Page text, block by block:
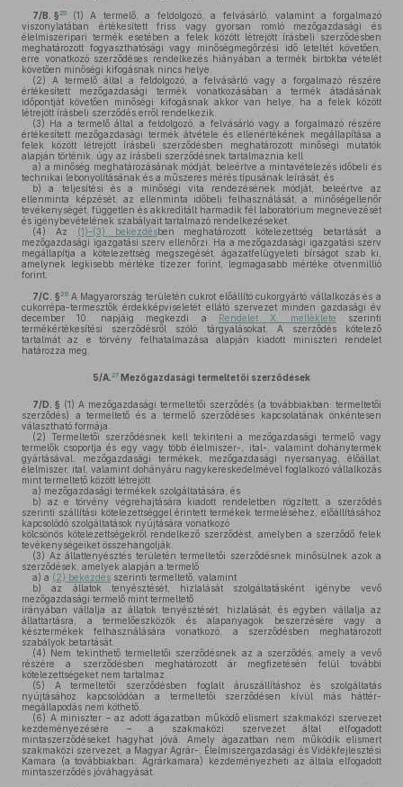
7/B. §25 (1) A termelő, a feldolgozó, a felvásárló, valamint a forgalmazó
viszonylatában értékesített friss vagy gyorsan romló mezőgazdasági és
élelmiszeripari termék esetében a felek között létrejött írásbeli szerződésben
meghatározott fogyaszthatósági vagy minőségmegőrzési idő leteltét követően,
erre vonatkozó szerződéses rendelkezés hiányában a termék birtokba vételét
követően minőségi kifogásnak nincs helye.
(2) A termelő által a feldolgozó, a felvásárló vagy a forgalmazó részére
értékesített mezőgazdasági termék vonatkozásában a termék átadásának
időpontját követően minőségi kifogásnak akkor van helye, ha a felek között
létrejött írásbeli szerződés erről rendelkezik.
(3) Ha a termelő által a feldolgozó, a felvásárló vagy a forgalmazó részére
értékesített mezőgazdasági termék átvétele és ellenértékének megállapítása a
felek között létrejött írásbeli szerződésben meghatározott minőségi mutatók
alapján történik, úgy az írásbeli szerződésnek tartalmaznia kell
a) a minőség meghatározásának módját, beleértve a mintavételezés időbeli és
technikai lebonyolításának és a műszeres mérés típusának leírását, és
b) a teljesítési és a minőségi vita rendezésének módját, beleértve az
ellenminta képzését, az ellenminta időbeli felhasználását, a minőségellenőr
tevékenységét, független és akkreditált harmadik fél laboratórium megnevezését
és igénybevételének szabályait tartalmazó rendelkezéseket.
(4) Az (1)–(3) bekezdésben meghatározott kötelezettség betartását a
mezőgazdasági igazgatási szerv ellenőrzi. Ha a mezőgazdasági igazgatási szerv
megállapítja a kötelezettség megszegését, ágazatfelügyeleti bírságot szab ki,
amelynek legkisebb mértéke tízezer forint, legmagasabb mértéke ötvenmillió
forint.
7/C. §26 A Magyarország területén cukrot előállító cukorgyártó vállalkozás és a
cukorrépa-termesztők érdekképviseletét ellátó szervezet minden gazdasági év
december 10. napjáig megkezdi a
Rendelet X. melléklete szerinti
termékértékesítési szerződésről szóló tárgyalásokat. A szerződés kötelező
tartalmát az e törvény felhatalmazása alapján kiadott miniszteri rendelet
határozza meg.
5/A. 27 Mezőgazdasági termeltetői szerződések
7/D. § (1) A mezőgazdasági termeltetői szerződés (a továbbiakban: termeltetői
szerződés) a termeltető és a termelő szerződéses kapcsolatának önkéntesen
választható formája.
(2) Termeltetői szerződésnek kell tekinteni a mezőgazdasági termelő vagy
termelők csoportja és egy vagy több élelmiszer-, ital-, valamint dohánytermék
gyártásával, mezőgazdasági termékek, mezőgazdasági nyersanyag, élőállat,
élelmiszer, ital, valamint dohányáru nagykereskedelmével foglalkozó vállalkozás
mint termeltető között létrejött
a) mezőgazdasági termékek szolgáltatására, és
b) az e törvény végrehajtására kiadott rendeletben rögzített, a szerződés
szerinti szállítási kötelezettséggel érintett termékek termeléséhez, előállításához
kapcsolódó szolgáltatások nyújtására vonatkozó
kölcsönös kötelezettségekről rendelkező szerződést, amelyben a szerződő felek
tevékenységeiket összehangolják.
(3) Az állattenyésztés területén termeltetői szerződésnek minősülnek azok a
szerződések, amelyek alapján a termelő
a) a (2) bekezdés szerinti termeltető, valamint
b) az állatok tenyésztését, hizlalását szolgáltatásként igénybe vevő
mezőgazdasági termelő mint termeltető
irányában vállalja az állatok tenyésztését, hizlalását, és egyben vállalja az
állattartásra, a termelőeszközök és alapanyagok beszerzésére vagy a
késztermékek felhasználására vonatkozó, a szerződésben meghatározott
szabályok betartását.
(4) Nem tekinthető termeltetői szerződésnek az a szerződés, amely a vevő
részére a szerződésben meghatározott ár megfizetésén felül további
kötelezettségeket nem tartalmaz.
(5) A termeltetői szerződésben foglalt áruszállításhoz és szolgáltatás
nyújtásához kapcsolódóan a termeltetői szerződésen kívül más háttér-
megállapodás nem köthető.
(6) A miniszter – az adott ágazatban működő elismert szakmaközi szervezet
kezdeményezésére – a szakmaközi szervezet által elfogadott
mintaszerződéseket hagyhat jóvá. Amely ágazatban nem működik elismert
szakmaközi szervezet, a Magyar Agrár-, Élelmiszergazdasági és Vidékfejlesztési
Kamara (a továbbiakban: Agrárkamara) kezdeményezheti az általa elfogadott
mintaszerződés jóváhagyását.